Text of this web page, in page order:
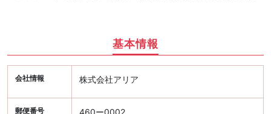
基本情報
会社情報 株式会社アリア
郵便番号